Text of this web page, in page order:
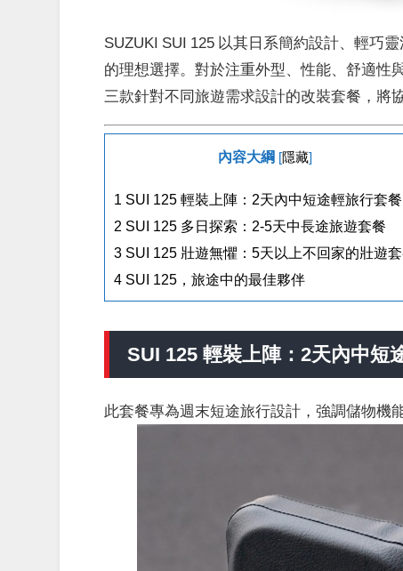
SUZUKI SUI 125 以其日系簡約設計、輕巧
的理想選擇。對於注重外型、性能、舒適性
三款針對不同旅遊需求設計的改裝套餐，將
內容大綱 隱藏
1 SUI 125 輕裝上陣：2天內中短途輕旅行套餐
2 SUI 125 多日探索：2-5天中長途旅遊套餐
3 SUI 125 壯遊無懼：5天以上不回家的壯遊
4 SUI 125，旅途中的最佳夥伴
SUI 125 輕裝上陣：2天內中短
此套餐專為週末短途旅行設計，強調儲物機